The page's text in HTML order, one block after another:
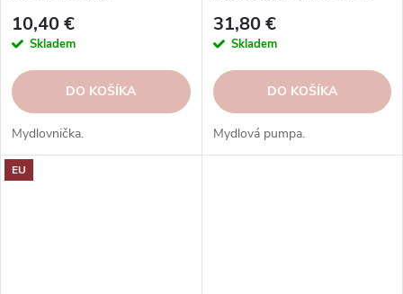
10,40 €
Skladem
DO KOŠÍKA
Mydlovnička.
31,80 €
Skladem
DO KOŠÍKA
Mydlová pumpa.
EU